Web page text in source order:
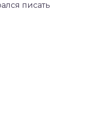
писать